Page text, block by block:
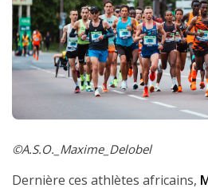
©A.S.O._Maxime_Delobel
Dernière ces athlètes africains,